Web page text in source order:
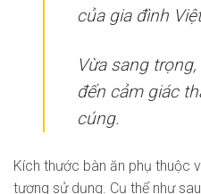
của gia đình
Vừa sang
đến cảm giác
cúng.
Kích thước bàn ăn phụ thuộc
tượng sử dụng. Cụ thể như